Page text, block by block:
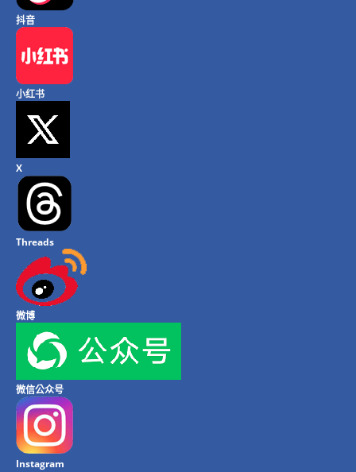
抖音
小红书
X
Threads
微博
微信公众号
Instagram